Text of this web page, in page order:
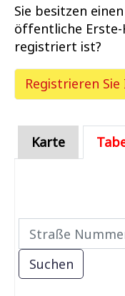
Sie besitzen
öffentliche Erste-
registriert ist?
Registrieren Sie
Karte